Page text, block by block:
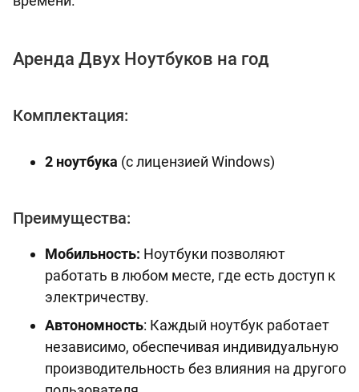
Аренда Двух Ноутбуков на год
Комплектация:
2 ноутбука (с лицензией Windows)
Преимущества:
Мобильность: Ноутбуки позволяют
работать в любом месте, где есть доступ к
электричеству.
Автономность: Каждый ноутбук работает
независимо, обеспечивая индивидуальную
производительность без влияния на другого